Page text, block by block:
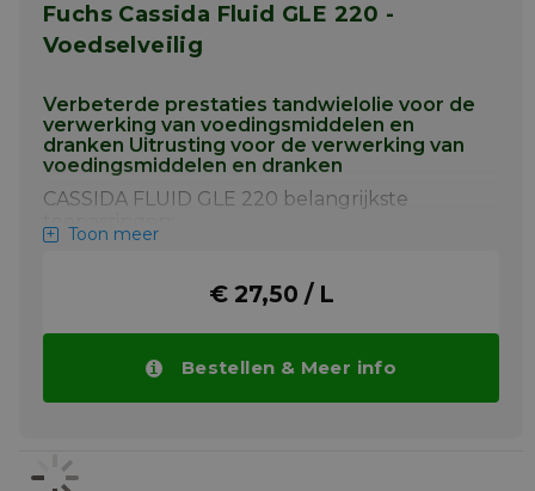
zorgvuldige mix van synthetische
vloeistoffen en geselecteerde additieven die
zijn gekozen vanwege hun vermogen om te
voedingsmiddelen- en drankenindustrie.
Meer info
Fuchs Cassida Fluid GLE 220 -
Voedselveilig
Verbeterde prestaties tandwielolie voor de
verwerking van voedingsmiddelen en
dranken Uitrusting voor de verwerking van
voedingsmiddelen en dranken
CASSIDA FLUID GLE 220 belangrijkste
toepassingen:
gesloten (recirculerende) of total loss-
Circulatie- en lageroliesystemen waar
verontreiniging met water of
voedselsap kan optreden, zoals
citrussap-extractiemachines.
synthetische, hoogwaardige en slijtvaste
tandwielsmeermiddelen, speciaal ontworpen
Toon meer
€ 27,50 / L
Bestellen & Meer info